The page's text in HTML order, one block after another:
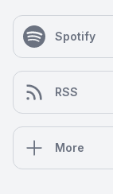
Spotify
RSS
More